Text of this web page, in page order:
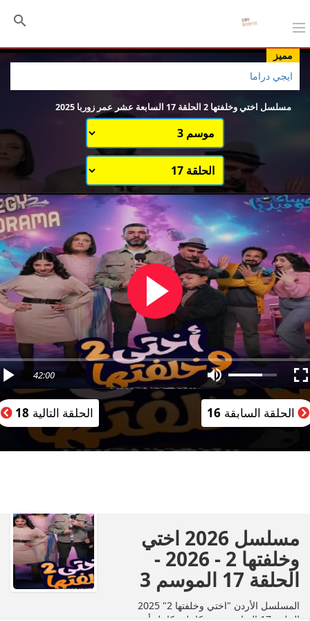
مميز
ايجي دراما
مسلسل اختي وخلفتها 2 الحلقة 17 السابعة عشر عمر زوربا 2025
اختيار الموسم
قائمة حلقات الموسم 2
قائمة حلقات الموسم 3
42:00
الحلقة السابقة 16 الحلقة التالية 18
مسلسل 2026 اختي
وخلفتها 2 - 2026 -
الحلقة 17 الموسم 3
المسلسل الأردن "اختي وخلفتها 2" 2025